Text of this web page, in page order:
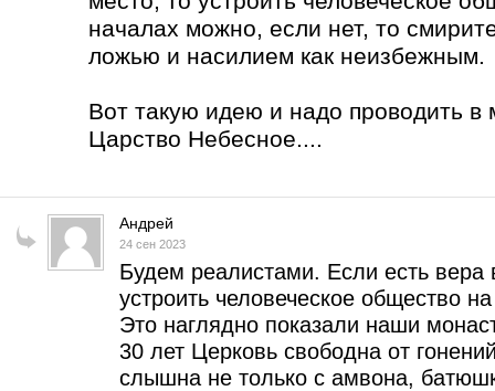
началах можно, если нет, то
ложью и насилием как неизбежным.
Вот такую идею и надо проводить в
Царство Небесное....
Андрей
24 сен 2023
Будем реалистами. Если есть
устроить человеческое общество
Это наглядно показали наши
30 лет Церковь свободна от
слышна не только с амвона,